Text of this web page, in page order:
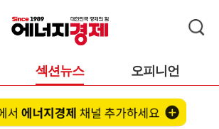
섹션뉴스 오피니언